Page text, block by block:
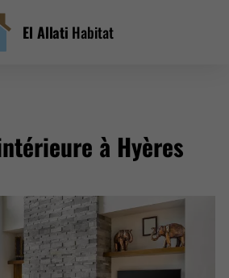
El Allati Habitat
à Hyères